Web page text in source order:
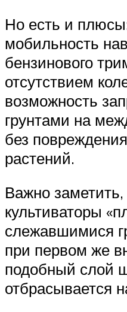
Но есть и
мобильность
бензинового
отсутствием
возможность
грунтами на
без
растений.
Важно
культиваторы
слежавшимися
при первом же
подобный слой
отбрасывается